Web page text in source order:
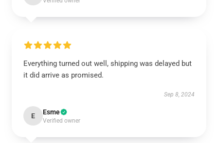
Everything turned out well, shipping was delayed but
it did arrive as promised.
Sep 8, 2024
E Esme
Verified owner